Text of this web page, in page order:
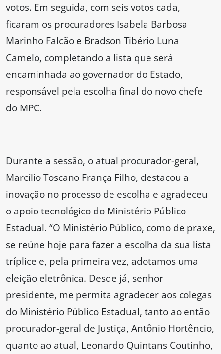
votos. Em seguida, com seis votos cada,
ficaram os procuradores Isabela Barbosa
Marinho Falcão e Bradson Tibério Luna
Camelo, completando a lista que será
encaminhada ao governador do Estado,
responsável pela escolha final do novo chefe
do MPC.
Durante a sessão, o atual procurador-geral,
Marcílio Toscano França Filho, destacou a
inovação no processo de escolha e agradeceu
o apoio tecnológico do Ministério Público
Estadual. “O Ministério Público, como de praxe,
se reúne hoje para fazer a escolha da sua lista
tríplice e, pela primeira vez, adotamos uma
eleição eletrônica. Desde já, senhor
presidente, me permita agradecer aos colegas
do Ministério Público Estadual, tanto ao então
procurador-geral de Justiça, Antônio Hortêncio,
quanto ao atual, Leonardo Quintans Coutinho,